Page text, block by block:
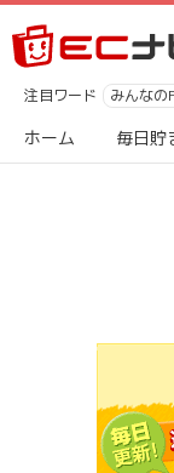
注目ワード みんなの
ホーム 毎日貯